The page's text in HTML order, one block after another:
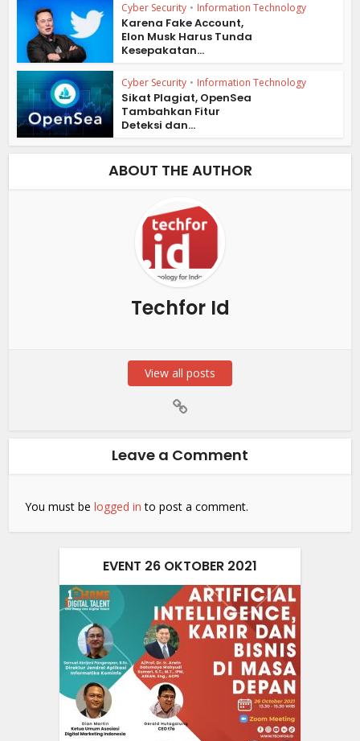
Cyber Security • Information Technology
Karena Fake Account,
Elon Musk Harus Tunda
Kesepakatan...
Cyber Security • Information Technology
Sikat Plagiat, OpenSea
Tambahkan Fitur
Deteksi dan...
ABOUT THE AUTHOR
Techfor Id
View all posts
Leave a Comment
You must belogged in to post a comment.
EVENT 26 OKTOBER 2021